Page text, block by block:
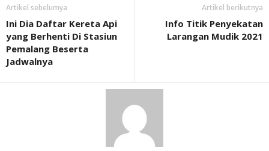
Artikel sebelumya
Ini Dia Daftar Kereta Api
yang Berhenti Di Stasiun
Pemalang Beserta
Jadwalnya
Artikel berikutnya
Info Titik Penyekatan
Larangan Mudik 2021